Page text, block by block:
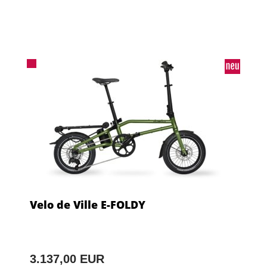
Velo de Ville E-FOLDY
3.137,00 EUR